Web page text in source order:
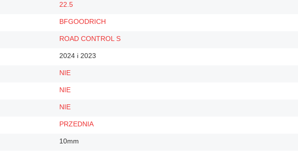
22.5
BFGOODRICH
ROAD CONTROL S
2024 i 2023
NIE
NIE
NIE
PRZEDNIA
10mm